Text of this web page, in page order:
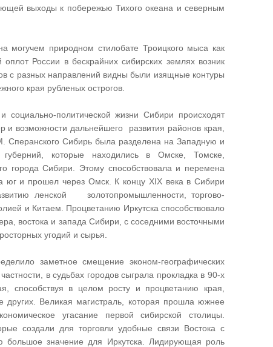
выходы к побережью Тихого океана и северным
могучем природном стилобате Троицкого мыса как
России в бескрайних сибирских землях возник
с разных направлений видны были изящные контуры
края рубленых острогов.
политической жизни Сибири происходят
и возможности дальнейшего развития районов края,
Сперанского Сибирь была разделена на Западную и
которые находились в Омске, Томске,
города Сибири. Этому способствовала и перемена
юг и прошел через Омск. К концу XIX века в Сибири
ленской золотопромышленности, торгово-
и Китаем. Процветанию Иркутска способствовало
востока и запада Сибири, с соседними восточными
угодий и сырья.
заметное смещение эконом-географических
в судьбах городов сыграла прокладка в 90-х
способствуя в целом росту и процветанию края,
Великая магистраль, которая прошла южнее
угасание первой сибирской столицы.
создали для торговли удобные связи Востока с
большое значение для Иркутска. Лидирующая роль